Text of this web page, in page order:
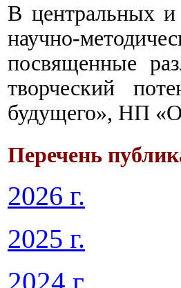
В центральных и
научно-
посвященные
творческий
будущего», НП
Перечень
2026 г.
2025 г.